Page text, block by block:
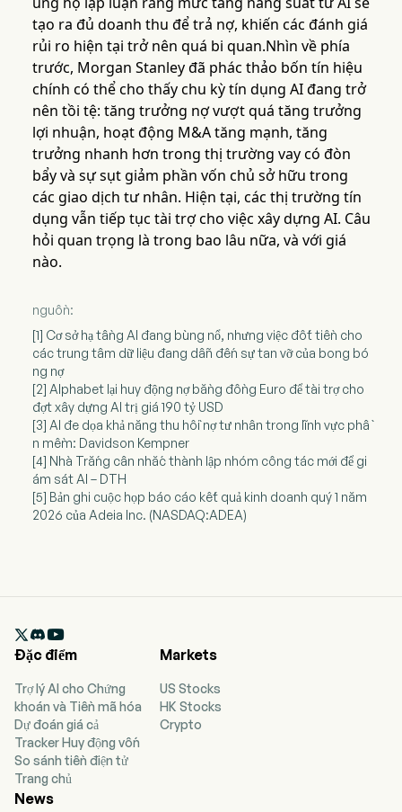
tạo ra đủ doanh thu để trả nợ, khiến các đánh giá
rủi ro hiện tại trở nên quá bi quan.Nhìn về phía
trước, Morgan Stanley đã phác thảo bốn tín hiệu
chính có thể cho thấy chu kỳ tín dụng AI đang trở
nên tồi tệ: tăng trưởng nợ vượt quá tăng trưởng
lợi nhuận, hoạt động M&A tăng mạnh, tăng
trưởng nhanh hơn trong thị trường vay có đòn
bẩy và sự sụt giảm phần vốn chủ sở hữu trong
các giao dịch tư nhân. Hiện tại, các thị trường tín
dụng vẫn tiếp tục tài trợ cho việc xây dựng AI. Câu
hỏi quan trọng là trong bao lâu nữa, và với giá
nào.
nguồn:
[1] Cơ sở hạ tầng AI đang bùng nổ, nhưng việc đốt tiền cho
các trung tâm dữ liệu đang dẫn đến sự tan vỡ của bong bó
ng nợ
[2] Alphabet lại huy động nợ bằng đồng Euro để tài trợ cho
đợt xây dựng AI trị giá 190 tỷ USD
[3] AI đe dọa khả năng thu hồi nợ tư nhân trong lĩnh vực phầ
n mềm: Davidson Kempner
[4] Nhà Trắng cân nhắc thành lập nhóm công tác mới để gi
ám sát AI – DTH
[5] Bản ghi cuộc họp báo cáo kết quả kinh doanh quý 1 năm
2026 của Adeia Inc. (NASDAQ:ADEA)

Đặc điểm
Trợ lý AI cho Chứng
khoán và Tiền mã hóa
Dự đoán giá cả
Tracker Huy động vốn
So sánh tiền điện tử
Trang chủ
Markets
US Stocks
HK Stocks
Crypto
News